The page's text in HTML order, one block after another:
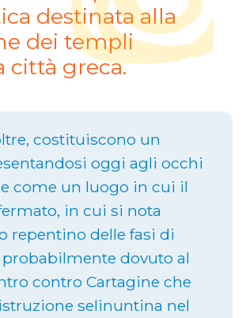
destinata alla
dei templi
città greca.
costituiscono un
oggi agli occhi
come un luogo in cui il
in cui si nota
repentino delle fasi di
probabilmente dovuto al
contro Cartagine che
selinuntina nel